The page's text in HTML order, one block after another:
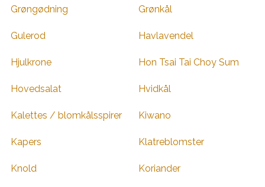
Grøngødning Grønkål
Gulerod Havlavendel
Hjulkrone Hon Tsai Tai Choy Sum
Hovedsalat Hvidkål
Kalettes / blomkålsspirer Kiwano
Kapers Klatreblomster
Knold Koriander